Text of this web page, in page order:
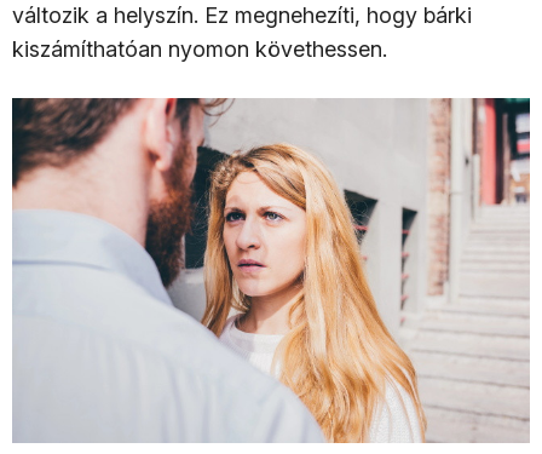
változik a helyszín. Ez megnehezíti, hogy bárki
kiszámíthatóan nyomon követhessen.